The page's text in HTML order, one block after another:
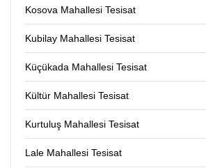
Kosova Mahallesi Tesisat
Kubilay Mahallesi Tesisat
Küçükada Mahallesi Tesisat
Kültür Mahallesi Tesisat
Kurtuluş Mahallesi Tesisat
Lale Mahallesi Tesisat